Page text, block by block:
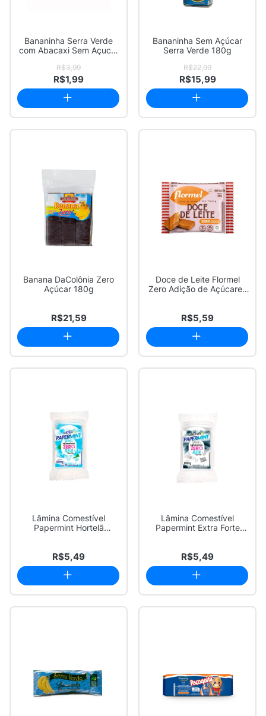
Bananinha Serra Verde
com Abacaxi Sem Açucar
R$3,99
R$1,99
Bananinha Sem Açúcar
Serra Verde 180g
R$22,99
R$15,99
Banana DaColônia Zero
Açúcar 180g
R$21,59
Doce de Leite Flormel
Zero Adição de Açúcares
R$5,59
Lâmina Comestível
Papermint Hortelã
R$5,49
Lâmina Comestível
Papermint Extra Forte
R$5,49